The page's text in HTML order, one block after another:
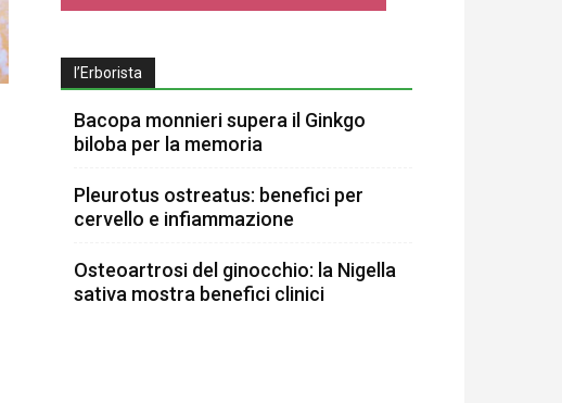
l’Erborista
Bacopa monnieri supera il Ginkgo
biloba per la memoria
Pleurotus ostreatus: benefici per
cervello e infiammazione
Osteoartrosi del ginocchio: la Nigella
sativa mostra benefici clinici